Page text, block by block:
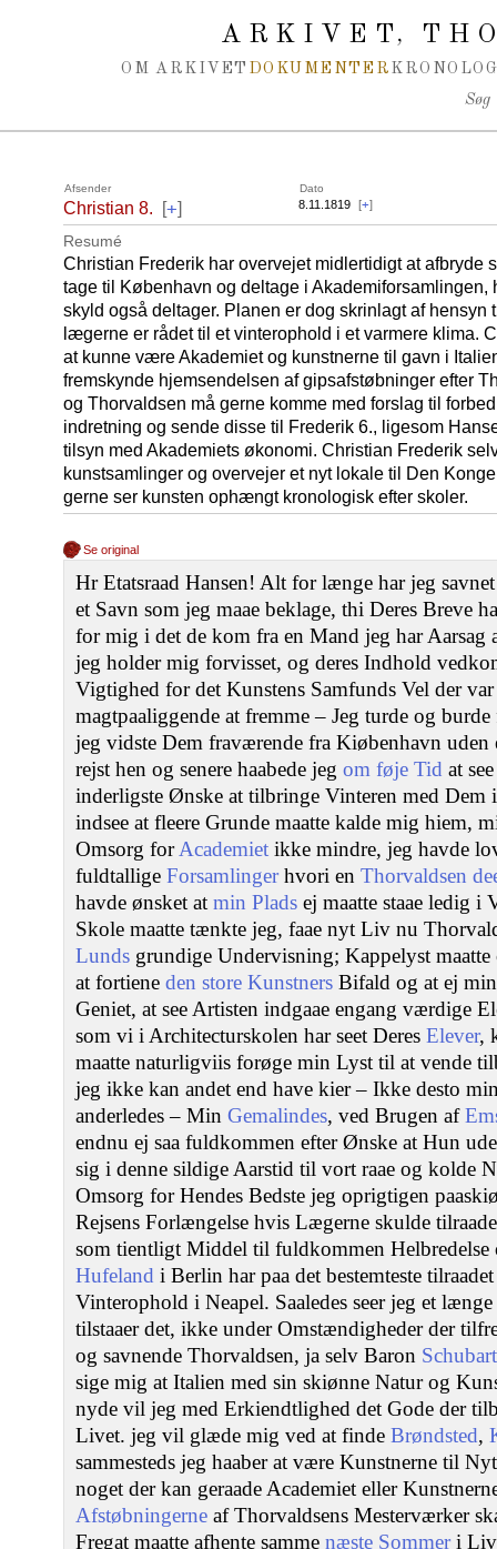
ARKIVET,
OM ARKIVET DOKUMENTER
Søg
Afsender Dato
Christian 8. [+] 8.11.1819 [+]
Resumé
Christian Frederik har overvejet midlertidigt at afbryde
tage til København og deltage i Akademiforsamlingen,
skyld også deltager. Planen er dog skrinlagt af hensyn
lægerne er rådet til et vinterophold i et varmere klima.
at kunne være Akademiet og kunstnerne til gavn i
fremskynde hjemsendelsen af gipsafstøbninger efter
og Thorvaldsen må gerne komme med forslag til
indretning og sende disse til Frederik 6., ligesom
tilsyn med Akademiets økonomi. Christian Frederik
kunstsamlinger og overvejer et nyt lokale til Den
gerne ser kunsten ophængt kronologisk efter skoler.
Se original
Hr Etatsraad Hansen! Alt for længe har jeg
et Savn som jeg maae beklage, thi Deres Breve
for mig i det de kom fra en Mand jeg har Aarsag
jeg holder mig forvisset, og deres Indhold
Vigtighed for det Kunstens Samfunds Vel der
magtpaaliggende at fremme – Jeg turde og
jeg vidste Dem fraværende fra Kiøbenhavn
rejst hen og senere haabede jeg om føje Tid at
inderligste Ønske at tilbringe Vinteren med
indsee at fleere Grunde maatte kalde mig hiem,
Omsorg forAcademiet ikke mindre, jeg havde
fuldtallige Forsamlingerhvori en Thorvaldsen
havde ønsket at min Plads ej maatte staae ledig
Skole maatte tænkte jeg, faae nyt Liv nu
Lunds grundige Undervisning; Kappelyst maatte
at fortiene den store Kunstners Bifald og at ej
Geniet, at see Artisten indgaae engang værdige
som vi i Architecturskolen har seet Deres Elever,
maatte naturligviis forøge min Lyst til at vende
jeg ikke kan andet end have kier – Ikke desto
anderledes – Min Gemalindes, ved Brugen af
endnu ej saa fuldkommen efter Ønske at Hun
sig i denne sildige Aarstid til vort raae og kolde
Omsorg for Hendes Bedste jeg oprigtigen
Rejsens Forlængelse hvis Lægerne skulde
som tientligt Middel til fuldkommen
Hufeland i Berlin har paa det bestemteste
Vinterophold i Neapel. Saaledes seer jeg et
tilstaaer det, ikke under Omstændigheder der
og savnende Thorvaldsen, ja selv Baron Schubart
sige mig at Italien med sin skiønne Natur og
nyde vil jeg med Erkiendtlighed det Gode der
Livet. jeg vil glæde mig ved at finde Brøndsted,
sammesteds jeg haaber at være Kunstnerne til
noget der kan geraade Academiet eller
Afstøbningerne af Thorvaldsens Mesterværker
Fregat maatte afhente samme næste Sommeri